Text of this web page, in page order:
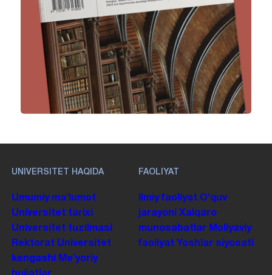
UNIVERSITET HAQIDA
Umumiy maʼlumot
Universitet tarixi
Universitet tuzilmasi
Rektorat Universitet
kengashi Me'yoriy
FAOLIYAT
Ilmiy faoliyat Oʻquv
jarayoni Xalqaro
munosabatlar Moliyaviy
faoliyat Yoshlar siyosati